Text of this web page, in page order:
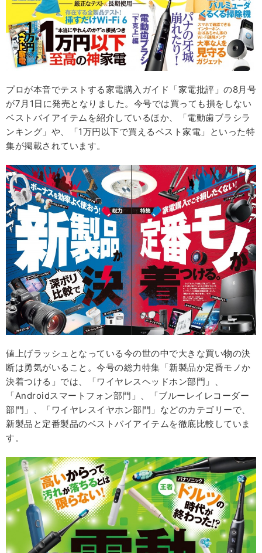
プロが本音でテストする家電購入ガイド「家電批評」の8月号
が7月1日に発売となりました。今号では買っても損をしない
ベストバイアイテムを紹介しているほか、「電動歯ブラシラ
ンキング」や、「1万円以下で買えるベスト家電」といった特
集が掲載されています。
値上げラッシュとなっている今の世の中で大きな買い物の決
断は勇気がいること。今号の総力特集「新製品か定番モノか
決着つける」では、「ワイヤレスヘッドホン部門」、
「Androidスマートフォン部門」、「ブルーレイレコーダー
部門」、「ワイヤレスイヤホン部門」などのカテゴリーで、
新製品と定番製品のベストバイアイテムを徹底比較していま
す。